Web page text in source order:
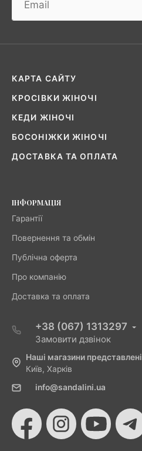
КАРТА САЙТУ
КРОСІВКИ ЖІНОЧІ
КЕДИ ЖІНОЧІ
БОСОНІЖКИ ЖІНОЧІ
ДОСТАВКА ТА ОПЛАТА
ІНФОРМАЦІЯ
Гарантії
Повернення та обмін
Публічна оферта
Про компанію
Доставка та оплата
+38 (067) 1313297
Замовити дзвінок
Наші магазини представлені
Київ, Харків
info@sandalini.ua